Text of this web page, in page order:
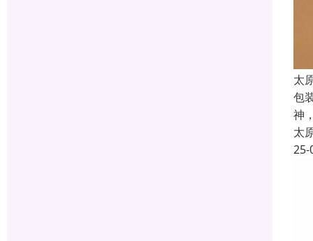
太
包
神
太
25-